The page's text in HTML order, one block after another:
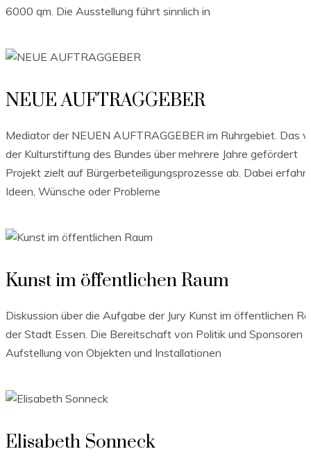
6000 qm. Die Ausstellung führt sinnlich in
NEUE AUFTRAGGEBER
Mediator der NEUEN AUFTRAGGEBER im Ruhrgebiet. Das
der Kulturstiftung des Bundes über mehrere Jahre gefördert
Projekt zielt auf Bürgerbeteiligungsprozesse ab. Dabei
Ideen, Wünsche oder Probleme
Kunst im öffentlichen Raum
Diskussion über die Aufgabe der Jury Kunst im öffentlichen
der Stadt Essen. Die Bereitschaft von Politik und Sponsoren
Aufstellung von Objekten und Installationen
Elisabeth Sonneck